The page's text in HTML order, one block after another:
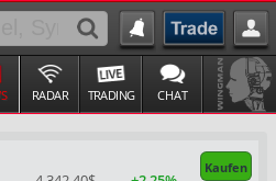
RADAR TRADING CHAT
Kaufen